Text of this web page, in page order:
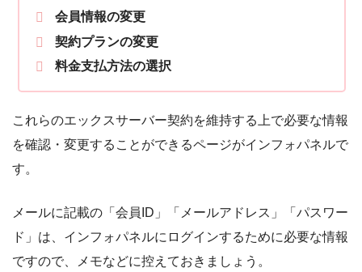
会員情報の変更
契約プランの変更
料金支払方法の選択
これらのエックスサーバー契約を維持する上で必要な情報
を確認・変更することができるページがインフォパネルで
す。
メールに記載の「会員ID」「メールアドレス」「パスワー
ド」は、インフォパネルにログインするために必要な情報
ですので、メモなどに控えておきましょう。